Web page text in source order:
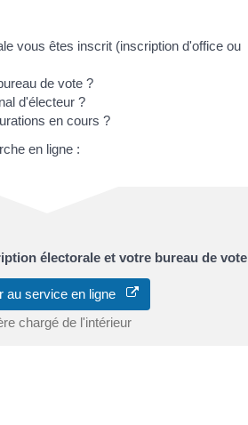
vous êtes inscrit (inscription d'office ou
de vote ?
d'électeur ?
en cours ?
en ligne :
électorale et votre bureau de vote
au service en ligne
chargé de l'intérieur